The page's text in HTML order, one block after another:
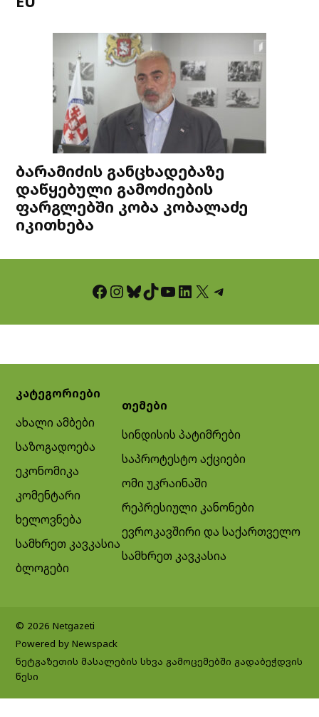
ბარამიძის განცხადებაზე
დაწყებული გამოძიების
ფარგლებში კობა კობალაძე
იკითხება
Facebook InstagramBluesky TikTok YouTube LinkedIn X Telegram
კატეგორიები
ახალი ამბები
საზოგადოება
ეკონომიკა
კომენტარი
ხელოვნება
სამხრეთ კავკასია
ბლოგები
თემები
სინდისის პატიმრები
საპროტესტო აქციები
ომი უკრაინაში
რეპრესიული კანონები
ევროკავშირი და საქართველო
სამხრეთ კავკასია
© 2026 Netgazeti
Powered by Newspack
ნეტგაზეთის მასალების სხვა გამოცემებში გადაბეჭდვის
წესი